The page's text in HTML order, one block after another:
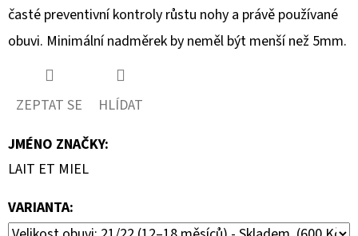
časté preventivní kontroly růstu nohy a právě používané
obuvi. Minimální nadměrek by neměl být menší než 5mm.
ZEPTAT SE
HLÍDAT
JMÉNO ZNAČKY:
LAIT ET MIEL
VARIANTA: